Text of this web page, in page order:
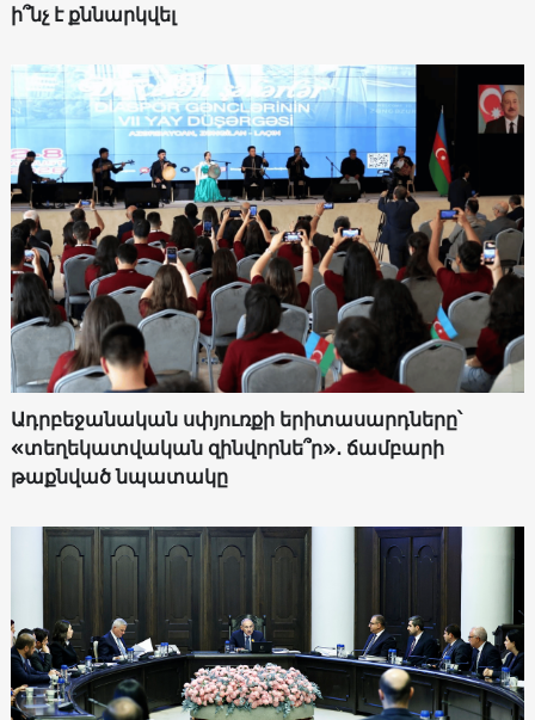
ի՞նչ է քննարկվել
Ադրբեջանական սփյուռքի երիտասարդները՝
«տեղեկատվական զինվորնե՞ր»․ ճամբարի
թաքնված նպատակը